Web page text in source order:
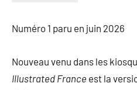
Numéro 1 paru en juin 2026
Nouveau venu dans les
Illustrated France est la